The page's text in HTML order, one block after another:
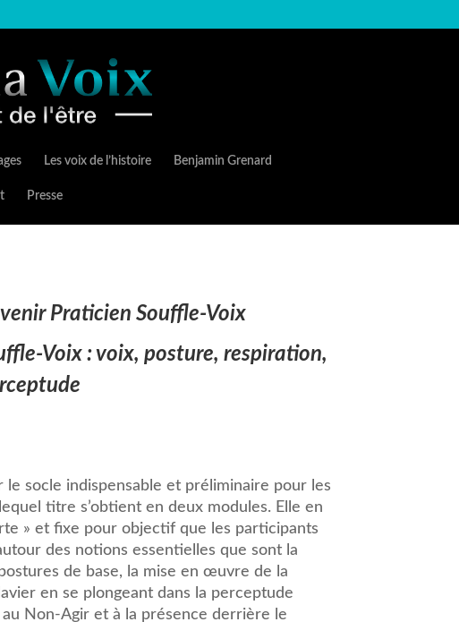
Les voix de l’histoire Benjamin Grenard
Presse
Praticien Souffle-Voix
Voix : voix, posture, respiration,
socle indispensable et préliminaire pour les
titre s’obtient en deux modules. Elle en
» et fixe pour objectif que les participants
des notions essentielles que sont la
de base, la mise en œuvre de la
en se plongeant dans la perceptude
Non-Agir et à la présence derrière le